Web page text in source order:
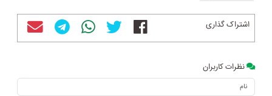
اشتراک گذاری
نظرات کاربران